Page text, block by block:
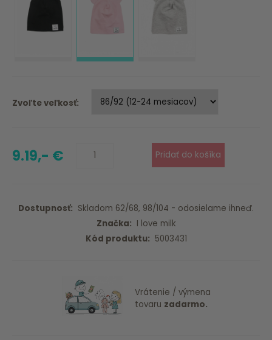
Zvoľte veľkosť:
9.19,- €
Dostupnosť: Skladom 62/68, 98/104 - odosielame ihneď.
Značka: I love milk
Kód produktu: 5003431
Vrátenie / výmena
tovaru zadarmo.